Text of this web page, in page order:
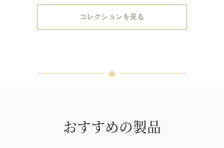
コレクションを見る
おすすめの製品